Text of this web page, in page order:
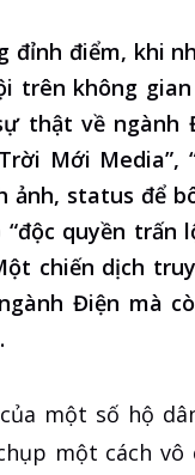
đỉnh điểm, khi
không gian
thật về ngành
Mới Media”,
ảnh, status để
quyền trấn
chiến dịch
Điện mà
một số hộ
một cách vô